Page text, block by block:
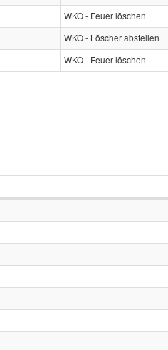
WKO - Feuer löschen
WKO - Löscher abstellen
WKO - Feuer löschen